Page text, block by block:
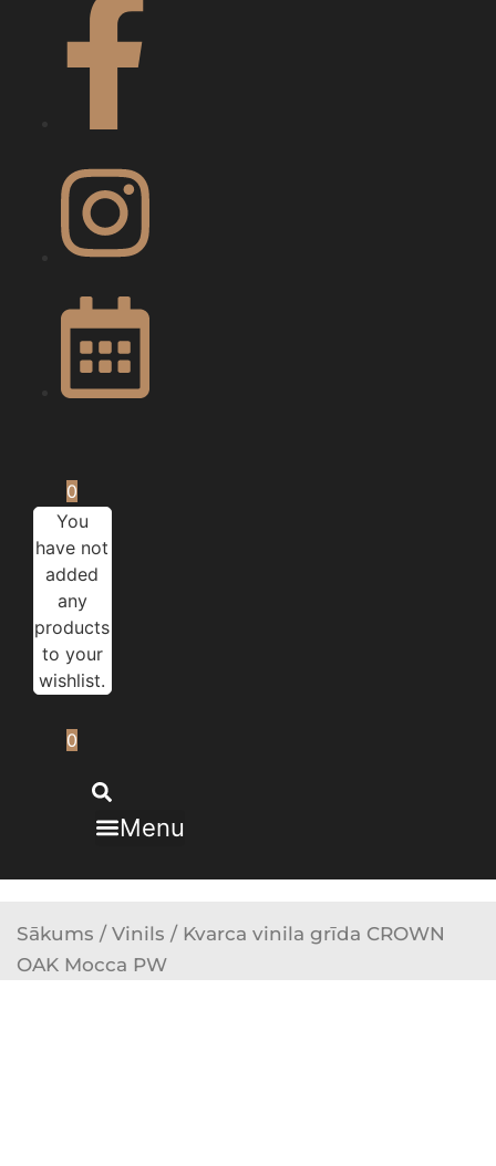
0
You
have not
added
any
products
to your
wishlist.
0
Menu
Sākums / Vinils / Kvarca vinila grīda CROWN
OAK Mocca PW